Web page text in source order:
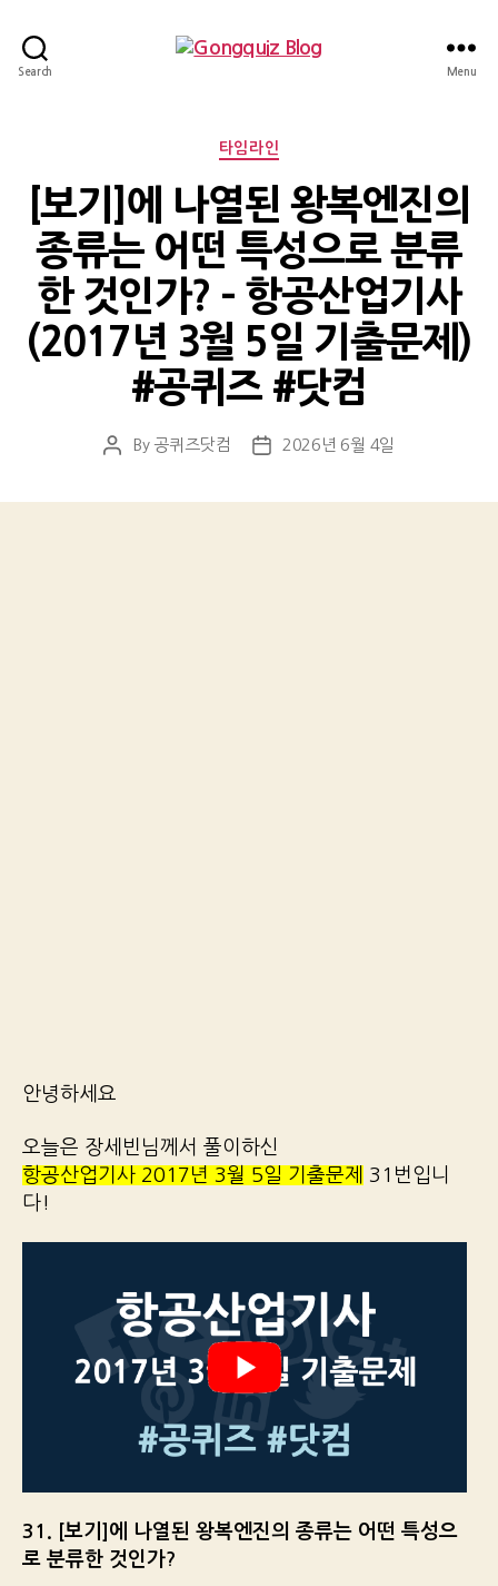
Search Menu
Categories
타임라인
[보기]에 나열된 왕복엔진의
종류는 어떤 특성으로 분류
한 것인가? – 항공산업기사
(2017년 3월 5일 기출문제)
#공퀴즈 #닷컴
PostBy 공퀴즈닷컴
Post2026년 6월 4일
안녕하세요
오늘은 장세빈님께서 풀이하신
항공산업기사 2017년 3월 5일 기출문제
31번입니
다!
31. [보기]에 나열된 왕복엔진의 종류는 어떤 특성으
로 분류한 것인가?